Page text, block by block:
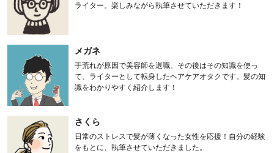
ライター。楽しみながら執筆させていただきます！
メガネ
手荒れが原因で美容師を退職。その後はその知識を使っ
て、ライターとして転身したヘアケアオタクです。髪の知
識をわかりやすく紹介します！
さくら
日常のストレスで髪が薄くなった女性を応援！自分の経験
をもとに、執筆させていただきました。